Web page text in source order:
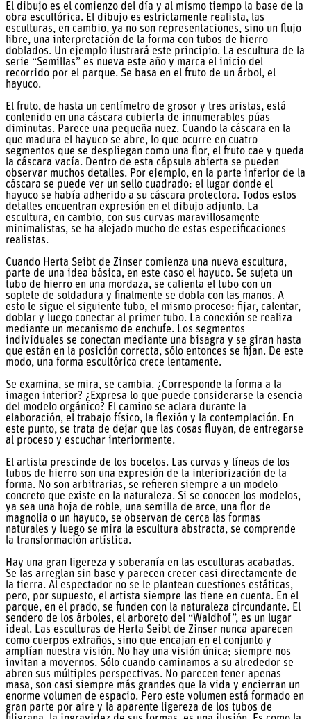
El dibujo es el comienzo del día y al mismo tiempo la base de la
obra escultórica. El dibujo es estrictamente realista, las
esculturas, en cambio, ya no son representaciones, sino un flujo
libre, una interpretación de la forma con tubos de hierro
doblados. Un ejemplo ilustrará este principio. La escultura de la
serie “Semillas” es nueva este año y marca el inicio del
recorrido por el parque. Se basa en el fruto de un árbol, el
hayuco.
El fruto, de hasta un centímetro de grosor y tres aristas, está
contenido en una cáscara cubierta de innumerables púas
diminutas. Parece una pequeña nuez. Cuando la cáscara en la
que madura el hayuco se abre, lo que ocurre en cuatro
segmentos que se despliegan como una flor, el fruto cae y queda
la cáscara vacía. Dentro de esta cápsula abierta se pueden
observar muchos detalles. Por ejemplo, en la parte inferior de la
cáscara se puede ver un sello cuadrado: el lugar donde el
hayuco se había adherido a su cáscara protectora. Todos estos
detalles encuentran expresión en el dibujo adjunto. La
escultura, en cambio, con sus curvas maravillosamente
minimalistas, se ha alejado mucho de estas especificaciones
realistas.
Cuando Herta Seibt de Zinser comienza una nueva escultura,
parte de una idea básica, en este caso el hayuco. Se sujeta un
tubo de hierro en una mordaza, se calienta el tubo con un
soplete de soldadura y finalmente se dobla con las manos. A
esto le sigue el siguiente tubo, el mismo proceso: fijar, calentar,
doblar y luego conectar al primer tubo. La conexión se realiza
mediante un mecanismo de enchufe. Los segmentos
individuales se conectan mediante una bisagra y se giran hasta
que están en la posición correcta, sólo entonces se fijan. De este
modo, una forma escultórica crece lentamente.
Se examina, se mira, se cambia. ¿Corresponde la forma a la
imagen interior? ¿Expresa lo que puede considerarse la esencia
del modelo orgánico? El camino se aclara durante la
elaboración, el trabajo físico, la flexión y la contemplación. En
este punto, se trata de dejar que las cosas fluyan, de entregarse
al proceso y escuchar interiormente.
El artista prescinde de los bocetos. Las curvas y líneas de los
tubos de hierro son una expresión de la interiorización de la
forma. No son arbitrarias, se refieren siempre a un modelo
concreto que existe en la naturaleza. Si se conocen los modelos,
ya sea una hoja de roble, una semilla de arce, una flor de
magnolia o un hayuco, se observan de cerca las formas
naturales y luego se mira la escultura abstracta, se comprende
la transformación artística.
Hay una gran ligereza y soberanía en las esculturas acabadas.
Se las arreglan sin base y parecen crecer casi directamente de
la tierra. Al espectador no se le plantean cuestiones estáticas,
pero, por supuesto, el artista siempre las tiene en cuenta. En el
parque, en el prado, se funden con la naturaleza circundante. El
sendero de los árboles, el arboreto del “Waldhof”, es un lugar
ideal. Las esculturas de Herta Seibt de Zinser nunca aparecen
como cuerpos extraños, sino que encajan en el conjunto y
amplían nuestra visión. No hay una visión única; siempre nos
invitan a movernos. Sólo cuando caminamos a su alrededor se
abren sus múltiples perspectivas. No parecen tener apenas
masa, son casi siempre más grandes que la vida y encierran un
enorme volumen de espacio. Pero este volumen está formado en
gran parte por aire y la aparente ligereza de los tubos de